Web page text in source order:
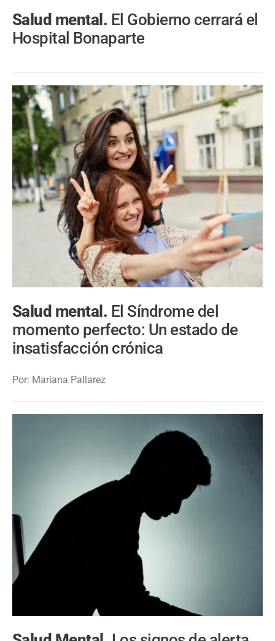
Salud mental. El Gobierno cerrará el
Hospital Bonaparte
Salud mental. El Síndrome del
momento perfecto: Un estado de
insatisfacción crónica
Por: Mariana Pallarez